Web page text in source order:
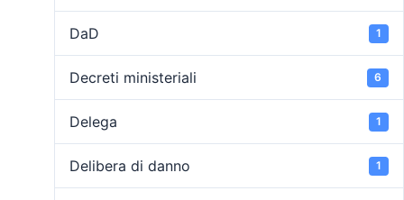
DaD 1
Decreti ministeriali 6
Delega 1
Delibera di danno 1